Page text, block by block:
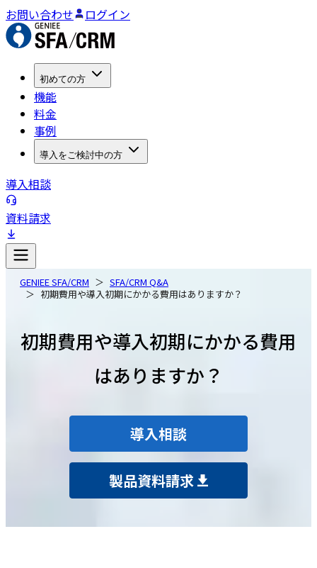
お問い合わせ ログイン
初めての方
機能
料金
事例
導入をご検討中の方
導入相談
資料請求
GENIEE SFA/CRM
SFA/CRM Q&A
初期費用や導入初期にかかる費用はありますか？
初期費用や導入初期にかかる費用
はありますか？
導入相談
製品資料請求